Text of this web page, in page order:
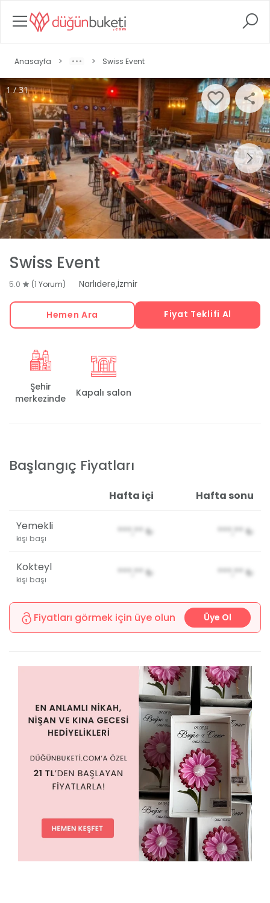
Anasayfa > > Swiss Event
1 / 31
Swiss Event
5.0 (1 Yorum) Narlıdere,İzmir
Hemen Ara Fiyat Teklifi Al
Şehir
merkezinde
Kapalı salon
Başlangıç Fiyatları
Hafta içi Hafta sonu
Yemekli
kişi başı
***,** ₺ ***,** ₺
Kokteyl
kişi başı
***,** ₺ ***,** ₺
Fiyatları görmek için üye olun Üye Ol